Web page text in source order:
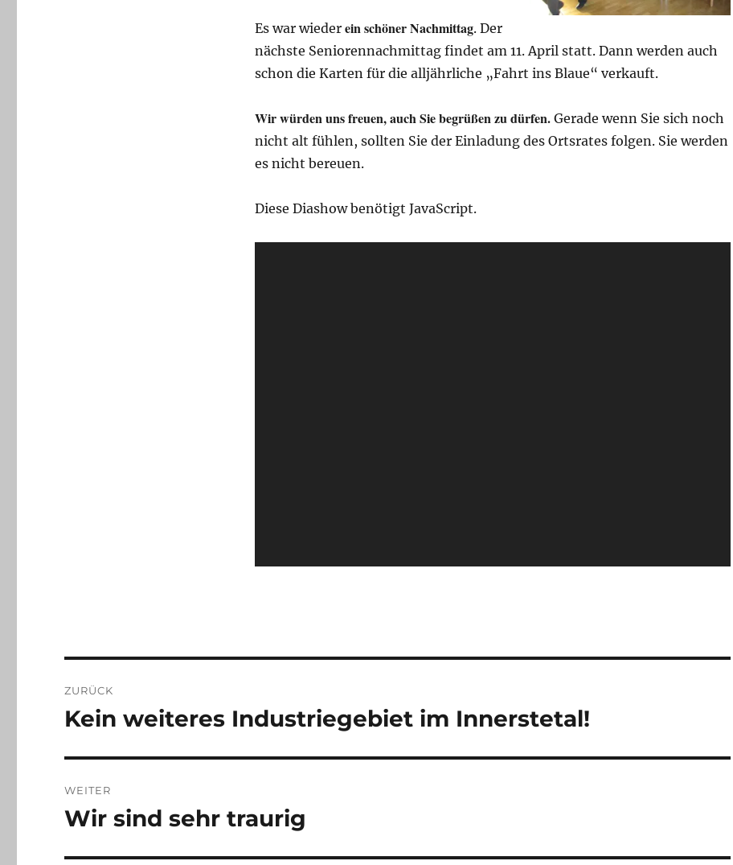
Es war wieder ein schöner Nachmittag. Der
nächste Seniorennachmittag findet am 11. April statt. Dann werden auch
schon die Karten für die alljährliche „Fahrt ins Blaue“ verkauft.
Wir würden uns freuen, auch Sie begrüßen zu dürfen.Gerade wenn Sie sich noch
nicht alt fühlen, sollten Sie der Einladung des Ortsrates folgen. Sie werden
es nicht bereuen.
Diese Diashow benötigt JavaScript.
ZURÜCK
Vorheriger
Kein weiteres Industriegebiet im Innerstetal!
WEITER
Nächster
Wir sind sehr traurig